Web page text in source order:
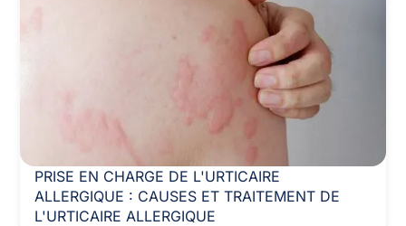
PRISE EN CHARGE DE L'URTICAIRE
ALLERGIQUE : CAUSES ET TRAITEMENT DE
L'URTICAIRE ALLERGIQUE